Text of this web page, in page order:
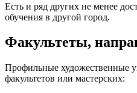
Есть и ряд других не менее
обучения в другой город.
Факультеты,
Профильные художественные
факультетов или мастерских: